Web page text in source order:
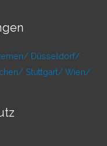
Düsseldorf/
Stuttgart/ Wien/